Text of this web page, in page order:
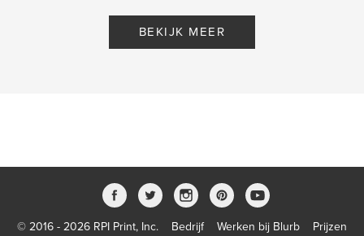
BEKIJK MEER
© 2016 - 2026 RPI Print, Inc. Bedrijf Werken bij Blurb Prijzen